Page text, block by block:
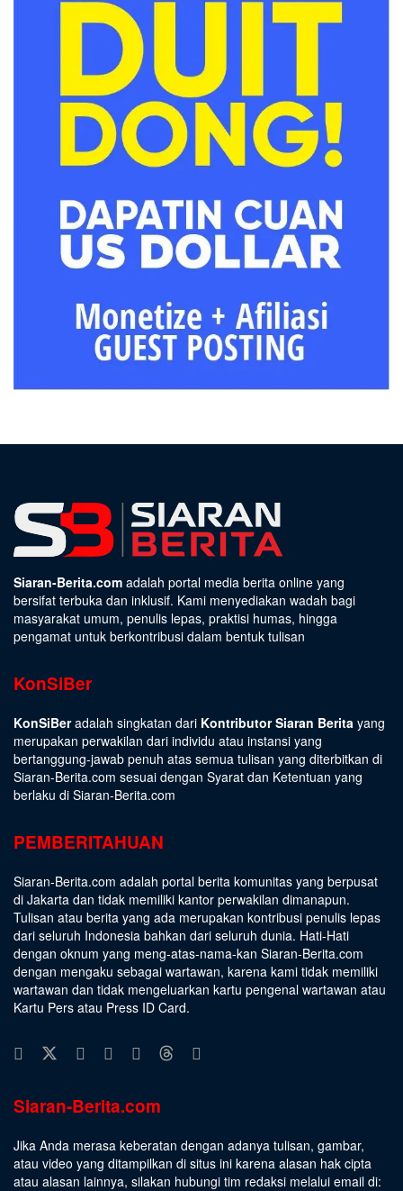
Siaran-Berita.com adalah portal media berita online yang
bersifat terbuka dan inklusif. Kami menyediakan wadah bagi
masyarakat umum, penulis lepas, praktisi humas, hingga
pengamat untuk berkontribusi dalam bentuk tulisan
KonSiBer
KonSiBeradalah singkatan dari Kontributor Siaran Berita yang
merupakan perwakilan dari individu atau instansi yang
bertanggung-jawab penuh atas semua tulisan yang diterbitkan di
Siaran-Berita.com sesuai dengan Syarat dan Ketentuan yang
berlaku di Siaran-Berita.com
PEMBERITAHUAN
Siaran-Berita.com adalah portal berita komunitas yang berpusat
di Jakarta dan tidak memiliki kantor perwakilan dimanapun.
Tulisan atau berita yang ada merupakan kontribusi penulis lepas
dari seluruh Indonesia bahkan dari seluruh dunia. Hati-Hati
dengan oknum yang meng-atas-nama-kan Siaran-Berita.com
dengan mengaku sebagai wartawan, karena kami tidak memiliki
wartawan dan tidak mengeluarkan kartu pengenal wartawan atau
Kartu Pers atau Press ID Card.
Siaran-Berita.com
Jika Anda merasa keberatan dengan adanya tulisan, gambar,
atau video yang ditampilkan di situs ini karena alasan hak cipta
atau alasan lainnya, silakan hubungi tim redaksi melalui email di: